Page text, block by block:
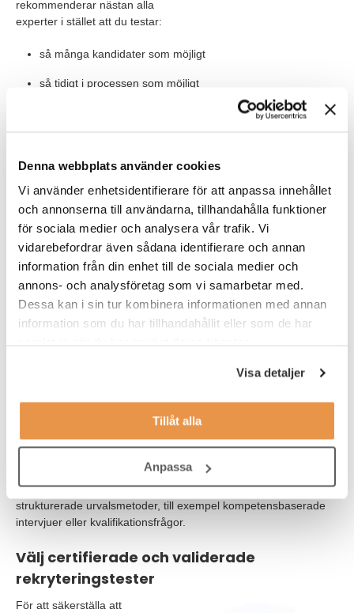
Denna webbplats använder cookies
Vi använder enhetsidentifierare för att anpassa innehållet
och annonserna till användarna, tillhandahålla funktioner
för sociala medier och analysera vår trafik. Vi
vidarebefordrar även sådana identifierare och annan
information från din enhet till de sociala medier och
annons- och analysföretag som vi samarbetar med.
Dessa kan i sin tur kombinera informationen med annan
information som du har tillhandahållit eller som de har
Visa detaljer
Tillåt alla
Anpassa
rekommenderar nästan alla
experter i stället att du testar:
så många kandidater som möjligt
så tidigt i processen som möjligt
Allra störst effekt får du när tester görs innan du tar del av CV,
färga bedömningen – och långt före intervjun.
Fråga dig själv:
Hur enkelt är det att välja bort en favoritkandidat du redan lagt
tid på att intervjua, även om testresultatet säger något annat?
Det är just därför tidig testning är ett av de mest effektiva sätten
att minska fördomar och säkerställa ett mer objektivt första
urval.
Ingen definitiv sanning – se till helheten
kandidat baserat på några digitala tester. Rekryteringstester är
en del av en större helhet och ska vägas ihop med erfarenhet,
motivation, intervjuer, kravprofil och arbetssätt.
Tester ger riktning och insikt – inte ett facit.
Störst värde får du när tester kombineras med andra
strukturerade urvalsmetoder, till exempel kompetensbaserade
intervjuer eller kvalifikationsfrågor.
Välj certifierade och validerade
rekryteringstester
För att säkerställa att